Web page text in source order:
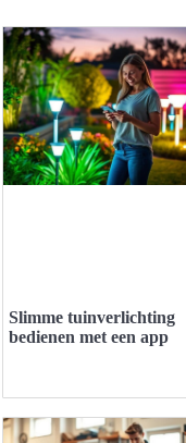
Slimme tuinverlichting
bedienen met een app